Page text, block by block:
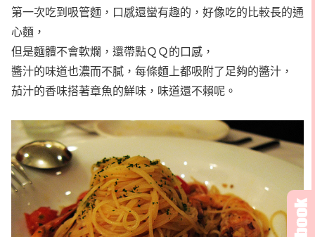
第一次吃到吸管麵，口感還蠻有趣的，好像吃的比較長的通
心麵，
但是麵體不會軟爛，還帶點ＱＱ的口感，
醬汁的味道也濃而不膩，每條麵上都吸附了足夠的醬汁，
茄汁的香味搭著章魚的鮮味，味道還不賴呢。